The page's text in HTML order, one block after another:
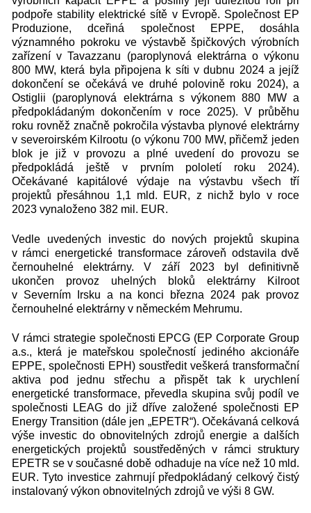
podpoře stability elektrické sítě v Evropě. Společnost EP
Produzione, dceřiná společnost EPPE, dosáhla
významného pokroku ve výstavbě špičkových výrobních
zařízení v Tavazzanu (paroplynová elektrárna o výkonu
800 MW, která byla připojena k síti v dubnu 2024 a jejíž
dokončení se očekává ve druhé polovině roku 2024), a
Ostiglii (paroplynová elektrárna s výkonem 880 MW a
předpokládaným dokončením v roce 2025). V průběhu
roku rovněž značně pokročila výstavba plynové elektrárny
v severoirském Kilrootu (o výkonu 700 MW, přičemž jeden
blok je již v provozu a plné uvedení do provozu se
předpokládá ještě v prvním pololetí roku 2024).
Očekávané kapitálové výdaje na výstavbu všech tří
projektů přesáhnou 1,1 mld. EUR, z nichž bylo v roce
2023 vynaloženo 382 mil. EUR.
Vedle uvedených investic do nových projektů skupina
v rámci energetické transformace zároveň odstavila dvě
černouhelné elektrárny. V září 2023 byl definitivně
ukončen provoz uhelných bloků elektrárny Kilroot
v Severním Irsku a na konci března 2024 pak provoz
černouhelné elektrárny v německém Mehrumu.
V rámci strategie společnosti EPCG (EP Corporate Group
a.s., která je mateřskou společností jediného akcionáře
EPPE, společnosti EPH) soustředit veškerá transformační
aktiva pod jednu střechu a přispět tak k urychlení
energetické transformace, převedla skupina svůj podíl ve
společnosti LEAG do již dříve založené společnosti EP
Energy Transition (dále jen „EPETR“). Očekávaná celková
výše investic do obnovitelných zdrojů energie a dalších
energetických projektů soustředěných v rámci struktury
EPETR se v současné době odhaduje na více než 10 mld.
EUR. Tyto investice zahrnují předpokládaný celkový čistý
instalovaný výkon obnovitelných zdrojů ve výši 8 GW.